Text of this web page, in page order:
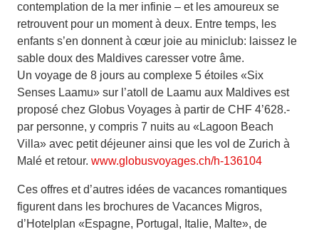
contemplation de la mer infinie – et les amoureux se
retrouvent pour un moment à deux. Entre temps, les
enfants s’en donnent à cœur joie au miniclub: laissez le
sable doux des Maldives caresser votre âme.
Un voyage de 8 jours au complexe 5 étoiles «Six
Senses Laamu» sur l’atoll de Laamu aux Maldives est
proposé chez Globus Voyages à partir de CHF 4’628.-
par personne, y compris 7 nuits au «Lagoon Beach
Villa» avec petit déjeuner ainsi que les vol de Zurich à
Malé et retour. www.globusvoyages.ch/h-136104
Ces offres et d’autres idées de vacances romantiques
figurent dans les brochures de Vacances Migros,
d’Hotelplan «Espagne, Portugal, Italie, Malte», de